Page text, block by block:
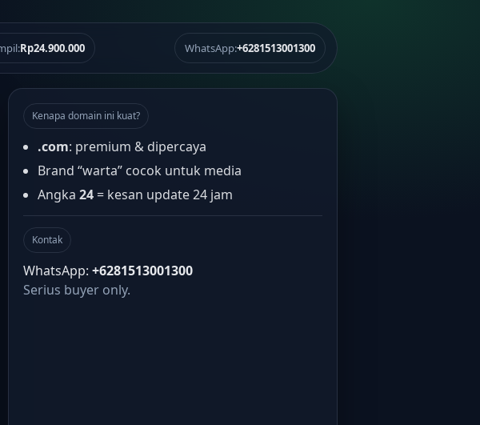
Rp24.900.000 WhatsApp:+6281513001300
Kenapa domain ini kuat?
.com: premium & dipercaya
Brand “warta” cocok untuk media
Angka 24= kesan update 24 jam
Kontak
WhatsApp: +6281513001300
Serius buyer only.